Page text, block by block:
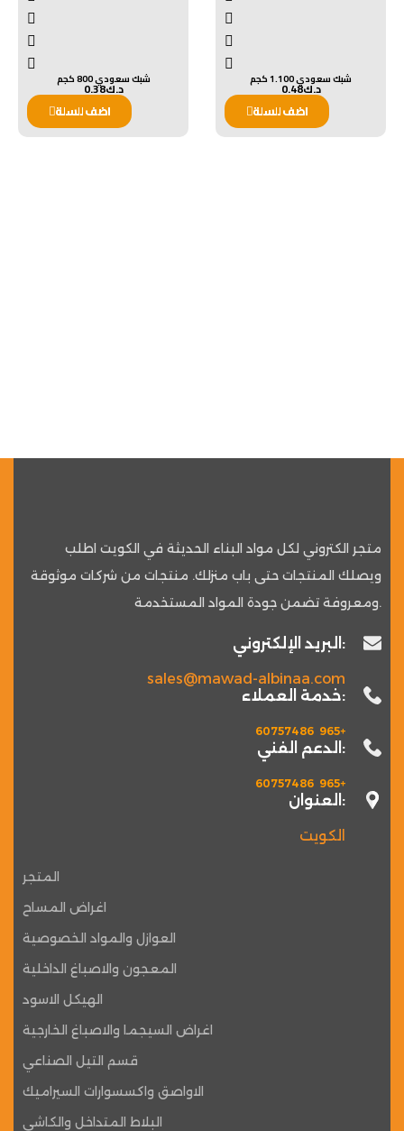
شبك سعودي 800 كجم0.38د.ك
اضف للسلة
شبك سعودي 1.100 كجم0.48د.ك
اضف للسلة
متجر الكتروني لكل مواد البناء الحديثة في الكويت اطلب
ويصلك المنتجات حتى باب منزلك. منتجات من شركات موثوقة
ومعروفة تضمن جودة المواد المستخدمة.
البريد الإلكتروني:
sales@mawad-albinaa.com
خدمة العملاء:
60757486 965+
الدعم الفني:
60757486 965+
العنوان:
الكويت
المتجر
اغراض المساح
العوازل والمواد الخصوصية
المعجون والاصباغ الداخلية
الهيكل الاسود
اغراض السيجما والاصباغ الخارجية
قسم التيل الصناعي
الاواصق واكسسوارات السيراميك
البلاط المتداخل والكاشي